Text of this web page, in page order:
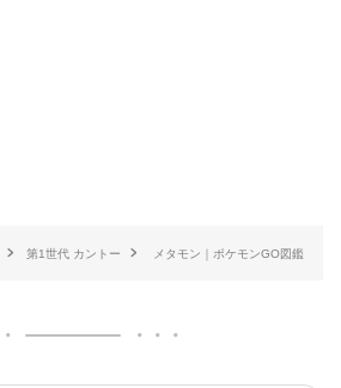
第1世代 カントー メタモン｜ポケモンGO図鑑